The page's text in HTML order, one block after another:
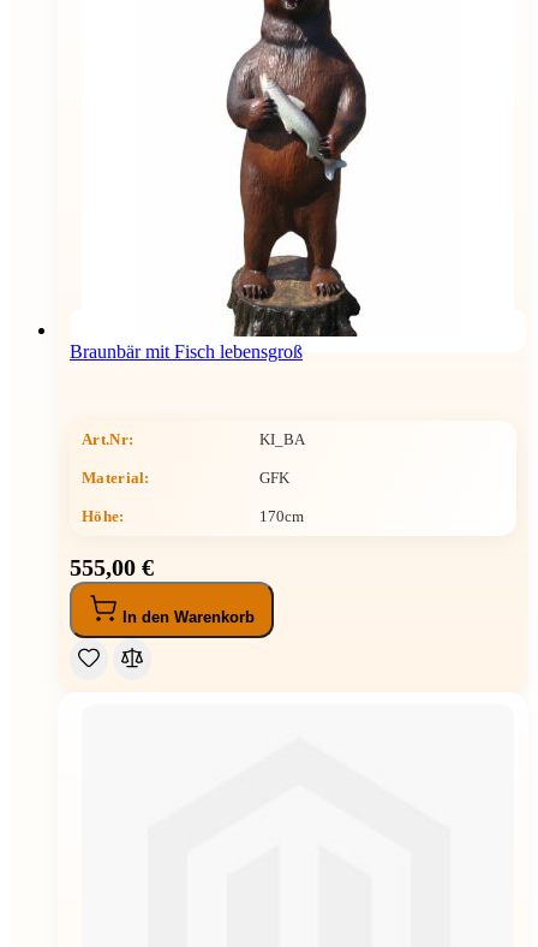
Braunbär mit Fisch lebensgroß
Art.Nr: KI_BA
Material: GFK
Höhe: 170cm
555,00 €
In den Warenkorb